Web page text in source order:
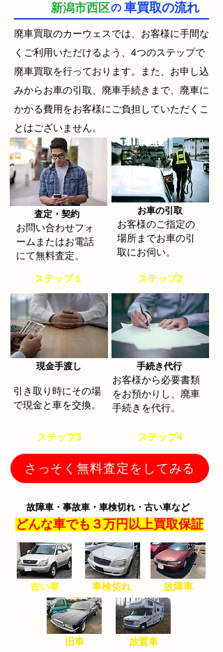
新潟市西区 車買取の流れ
の
廃車買取のカーウェスでは、お客様に手間な
くご利用いただけるよう、4つのステップで
廃車買取を行っております。また、お申し込
みからお車の引取、廃車手続きまで、廃車に
かかる費用をお客様にご負担していただくこ
とはございません。
​査定・契約
お問い合わせフォ
ームまたはお電話
にて無料査定。
​ステップ１
お車の引取
お客様のご指定の
場所までお車の引
取にお伺い。
​ステップ2
​現金手渡し
​引き取り時にその場
で現金と車を交換。
​ステップ3
手続き代行​
お客様から必要書類
をお預かりし、廃車
手続きを代行。
​ステップ4
さっそく無料査定をしてみる
故障車・事故車・車検切れ・古い車など
どんな車でも３万円以上買取保証
古い車 ​車検切れ ​故障車
​旧車 ​放置車